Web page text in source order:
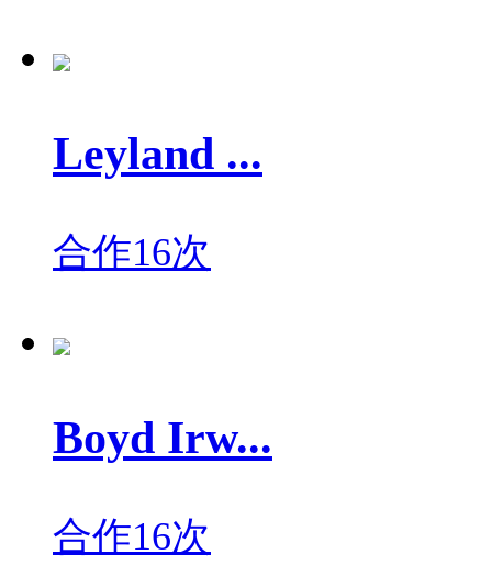
Leyland ...
合作16次
Boyd Irw...
合作16次